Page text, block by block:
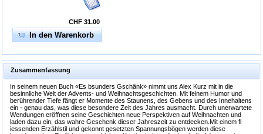
CHF 31.00
In den Warenkorb
Zusammenfassung
In seinem neuen Buch «Es bsunders Gschänk» nimmt uns Alex Kurz mit in die
besinnliche Welt der Advents- und Weihnachtsgeschichten. Mit feinem Humor und
berührender Tiefe fängt er Momente des Staunens, des Gebens und des Innehaltens
ein - genau das, was diese besondere Zeit des Jahres ausmacht. Durch unerwartete
Wendungen eröffnen seine Geschichten neue Perspektiven auf Weihnachten und
laden dazu ein, das wahre Geschenk dieser Jahreszeit zu entdecken.Mit einem fl
iessenden Erzählstil und gekonnt gesetzten Spannungsbögen werden diese